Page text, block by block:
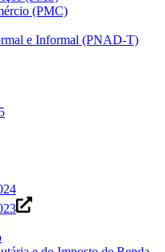
(PMC)
e Informal (PNAD-T)